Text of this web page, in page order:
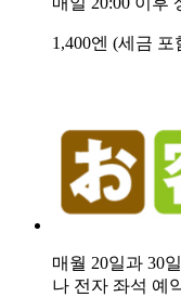
1,400엔 (세금 포
매월 20일과 30
나 전자 좌석 예